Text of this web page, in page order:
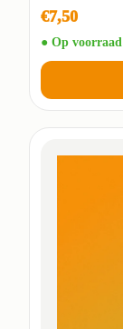
€7,50
● Op voorraad